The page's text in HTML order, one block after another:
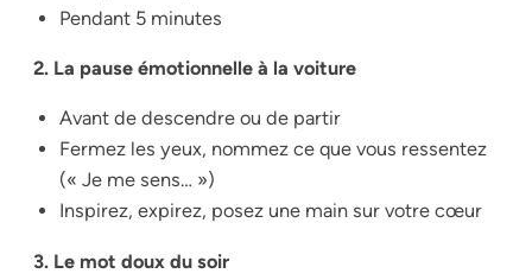
Pendant 5 minutes
2. La pause émotionnelle à la voiture
Avant de descendre ou de partir
Fermez les yeux, nommez ce que vous ressentez
(« Je me sens… »)
Inspirez, expirez, posez une main sur votre cœur
3. Le mot doux du soir